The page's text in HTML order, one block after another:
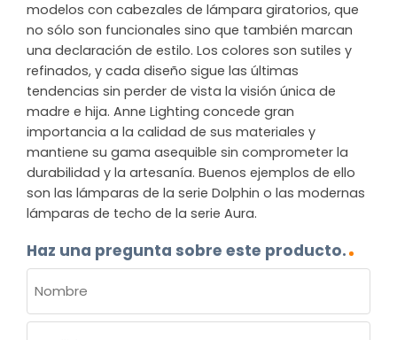
modelos con cabezales de lámpara giratorios, que
no sólo son funcionales sino que también marcan
una declaración de estilo. Los colores son sutiles y
refinados, y cada diseño sigue las últimas
tendencias sin perder de vista la visión única de
madre e hija. Anne Lighting concede gran
importancia a la calidad de sus materiales y
mantiene su gama asequible sin comprometer la
durabilidad y la artesanía. Buenos ejemplos de ello
son las lámparas de la serie Dolphin o las modernas
lámparas de techo de la serie Aura.
Haz una pregunta sobre este producto.
(OBLIGATORIO)
Nombre